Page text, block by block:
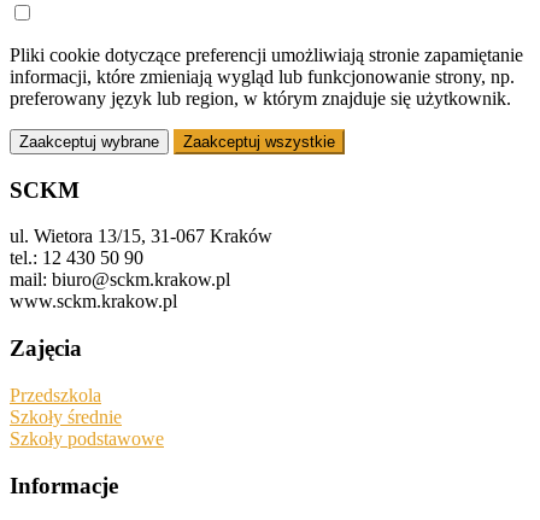
Pliki cookie dotyczące preferencji umożliwiają stronie zapamiętanie
informacji, które zmieniają wygląd lub funkcjonowanie strony, np.
preferowany język lub region, w którym znajduje się użytkownik.
Zaakceptuj wybrane Zaakceptuj wszystkie
SCKM
ul. Wietora 13/15, 31-067 Kraków
tel.: 12 430 50 90
mail: biuro@sckm.krakow.pl
www.sckm.krakow.pl
Zajęcia
Przedszkola
Szkoły średnie
Szkoły podstawowe
Informacje